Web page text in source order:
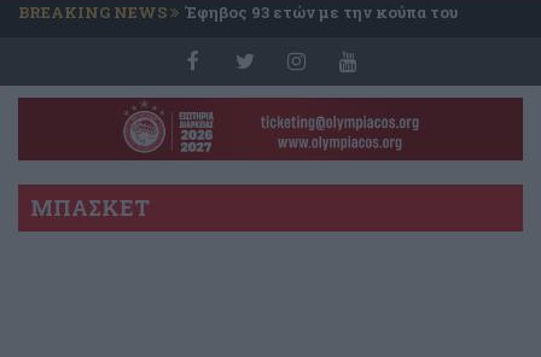
BREAKING NEWS Έφηβος 93 ετών με την κούπα του
ΜΠΑΣΚΕΤ